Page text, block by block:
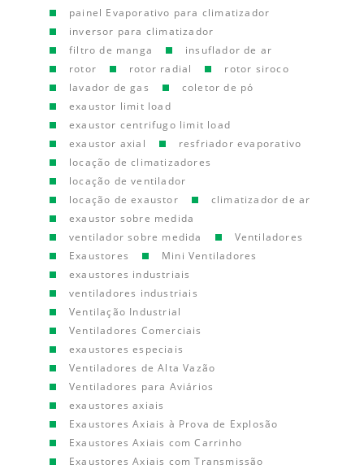
painel Evaporativo para climatizador
inversor para climatizador
filtro de manga
insuflador de ar
rotor
rotor radial
rotor siroco
lavador de gas
coletor de pó
exaustor limit load
exaustor centrifugo limit load
exaustor axial
resfriador evaporativo
locação de climatizadores
locação de ventilador
locação de exaustor
climatizador de ar
exaustor sobre medida
ventilador sobre medida
Ventiladores
Exaustores
Mini Ventiladores
exaustores industriais
ventiladores industriais
Ventilação Industrial
Ventiladores Comerciais
exaustores especiais
Ventiladores de Alta Vazão
Ventiladores para Aviários
exaustores axiais
Exaustores Axiais à Prova de Explosão
Exaustores Axiais com Carrinho
Exaustores Axiais com Transmissão